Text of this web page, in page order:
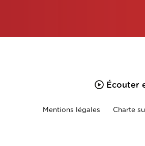
Écouter
Mentions légales Charte